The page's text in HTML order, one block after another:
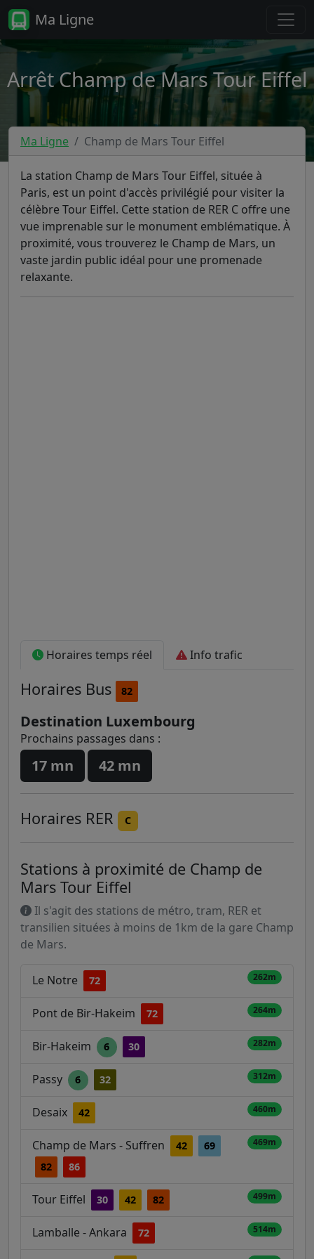
Ma Ligne
Arrêt Champ de Mars Tour Eiffel
Ma Ligne Champ de Mars Tour Eiffel
La station Champ de Mars Tour Eiffel, située à
Paris, est un point d'accès privilégié pour visiter la
célèbre Tour Eiffel. Cette station de RER C offre une
vue imprenable sur le monument emblématique. À
proximité, vous trouverez le Champ de Mars, un
vaste jardin public idéal pour une promenade
relaxante.
Horaires temps réel Info trafic
Horaires Bus 82
Destination Luxembourg
Prochains passages dans :
17 mn 42 mn
Horaires RER C
Stations à proximité de Champ de
Mars Tour Eiffel
Il s'agit des stations de métro, tram, RER et
transilien situées à moins de 1km de la gare Champ
de Mars.
Le Notre 72 262m
Pont de Bir-Hakeim 72 264m
Bir-Hakeim 6 30 282m
Passy 6 32 312m
Desaix 42 460m
Champ de Mars - Suffren 42
69
82
86
469m
Tour Eiffel 30 42 82 499m
Lamballe - Ankara 72 514m